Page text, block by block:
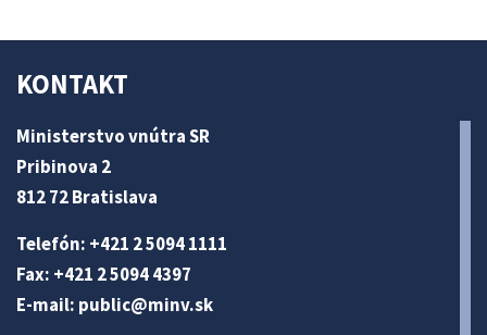
KONTAKT
Ministerstvo vnútra SR
Pribinova 2
812 72 Bratislava
Telefón: +421 2 5094 1111
Fax: +421 2 5094 4397
E-mail: public@minv.sk